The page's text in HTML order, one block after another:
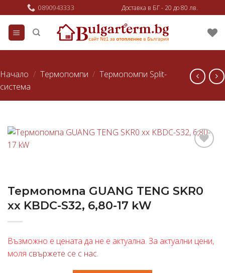
to
content
0890943333 Доставка в БГ - 20 до 80 лв.
Начало / Термопомпи / Термопомпи Split-
система
Термопомпа GUANG TENG SKR0
xx KBDC-S32, 6,80-17 kW
Възможно е цената да не е актуална. За актуални цени,
моля свържете се с нас.